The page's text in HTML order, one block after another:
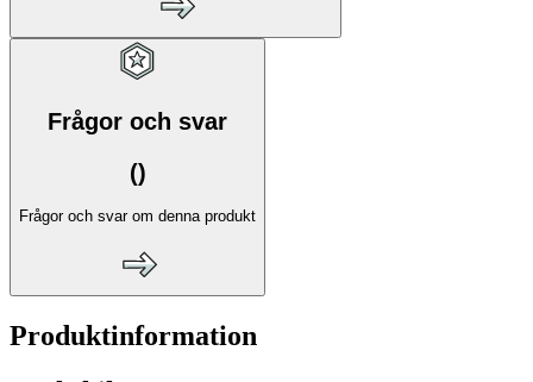
Frågor och svar
()
Frågor och svar om denna produkt
Produktinformation